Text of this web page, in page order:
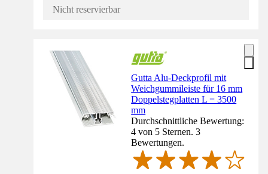
Nicht reservierbar
Gutta Alu-Deckprofil mit
Weichgummileiste für 16 mm
Doppelstegplatten L = 3500
mm
Durchschnittliche Bewertung:
4 von 5 Sternen. 3
Bewertungen.